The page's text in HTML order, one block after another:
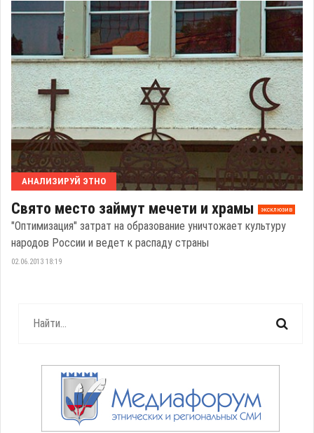
АНАЛИЗИРУЙ ЭТНО
Свято место займут мечети и храмы эксклюзив
"Оптимизация" затрат на образование уничтожает культуру
народов России и ведет к распаду страны
02.06.2013 18:19